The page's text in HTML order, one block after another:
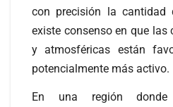
con precisión la cantidad
existe consenso en que las
y atmosféricas están
potencialmente más activo.
En una región donde